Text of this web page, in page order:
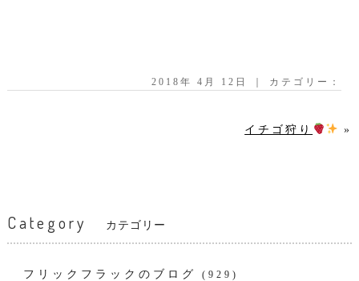
2018年 4月 12日 ｜ カテゴリー：
イチゴ狩り »
Category カテゴリー
フリックフラックのブログ (929)